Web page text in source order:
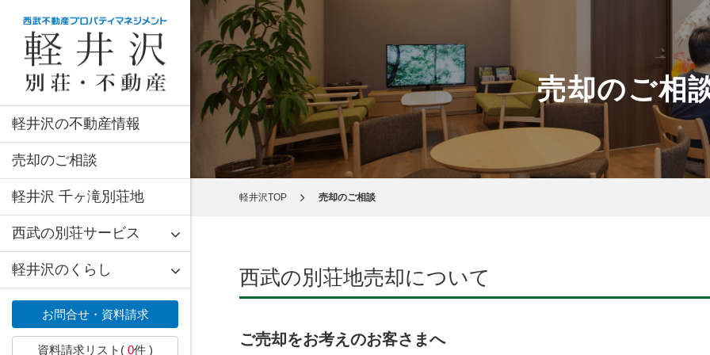
軽井沢の不動産情報
売却のご相談
軽井沢 千ヶ滝別荘地
西武の別荘サービス
軽井沢のくらし
お問合せ・資料請求
資料請求リスト( 0件 )
売却のご相
軽井沢TOP 売却のご相談
西武の別荘地売却について
ご売却をお考えのお客さまへ